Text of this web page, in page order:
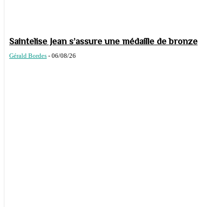
Saintelise Jean s’assure une médaille de bronze
Gérald Bordes - 06/08/26